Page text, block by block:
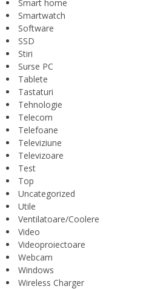
Smart home
Smartwatch
Software
SSD
Stiri
Surse PC
Tablete
Tastaturi
Tehnologie
Telecom
Telefoane
Televiziune
Televizoare
Test
Top
Uncategorized
Utile
Ventilatoare/Coolere
Video
Videoproiectoare
Webcam
Windows
Wireless Charger